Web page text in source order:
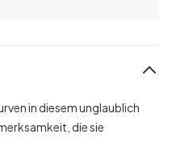
in diesem unglaublich
die sie